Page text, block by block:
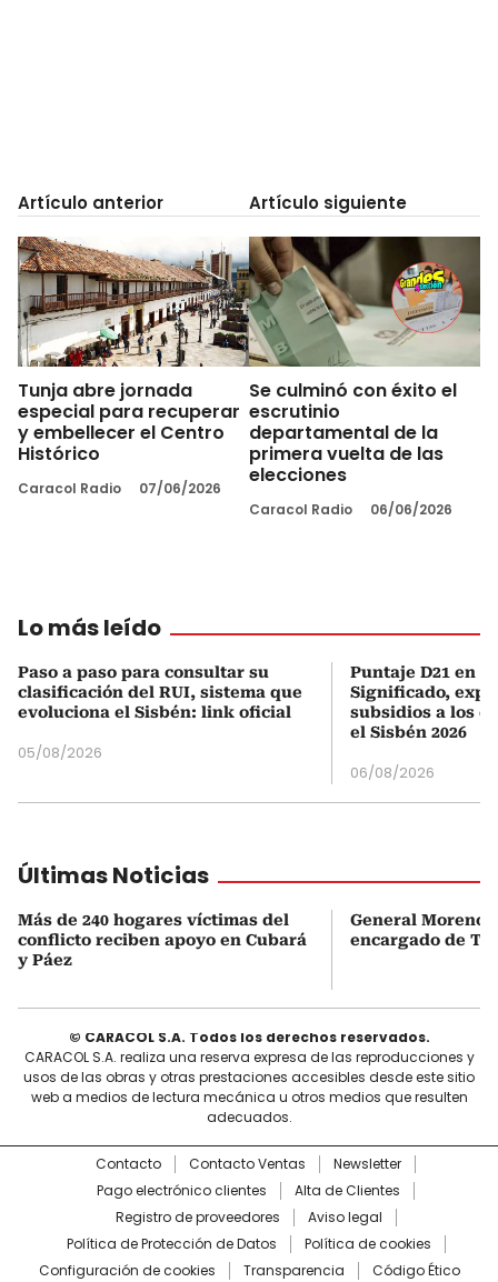
Artículo anterior
Tunja abre jornada
especial para recuperar
y embellecer el Centro
Histórico
Caracol Radio 07/06/2026
Artículo siguiente
Se culminó con éxito el
escrutinio
departamental de la
primera vuelta de las
elecciones
Caracol Radio 06/06/2026
Lo más leído
Paso a paso para consultar su
clasificación del RUI, sistema que
evoluciona el Sisbén: link oficial
05/08/2026
Puntaje D21 en
Significado,
subsidios a los
el Sisbén 2026
06/08/2026
Últimas Noticias
Más de 240 hogares víctimas del
conflicto reciben apoyo en Cubará
y Páez
General Moreno
encargado de
© CARACOL S.A. Todos los derechos reservados.
CARACOL S.A. realiza una reserva expresa de las reproducciones y
usos de las obras y otras prestaciones accesibles desde este sitio
web a medios de lectura mecánica u otros medios que resulten
adecuados.
Contacto Contacto Ventas
Newsletter
Pago electrónico clientes
Alta de Clientes
Registro de proveedores
Aviso legal
Política de Protección de Datos
Política de cookies
Configuración de cookies
Transparencia Código Ético